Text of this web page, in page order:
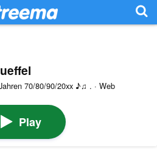
70/80/90/20xx ♪♫ . · Web
Play